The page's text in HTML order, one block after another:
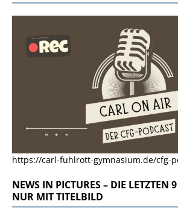
https://carl-fuhlrott-gymnasium.de/cfg-
NEWS IN PICTURES – DIE LETZTEN
NUR MIT TITELBILD